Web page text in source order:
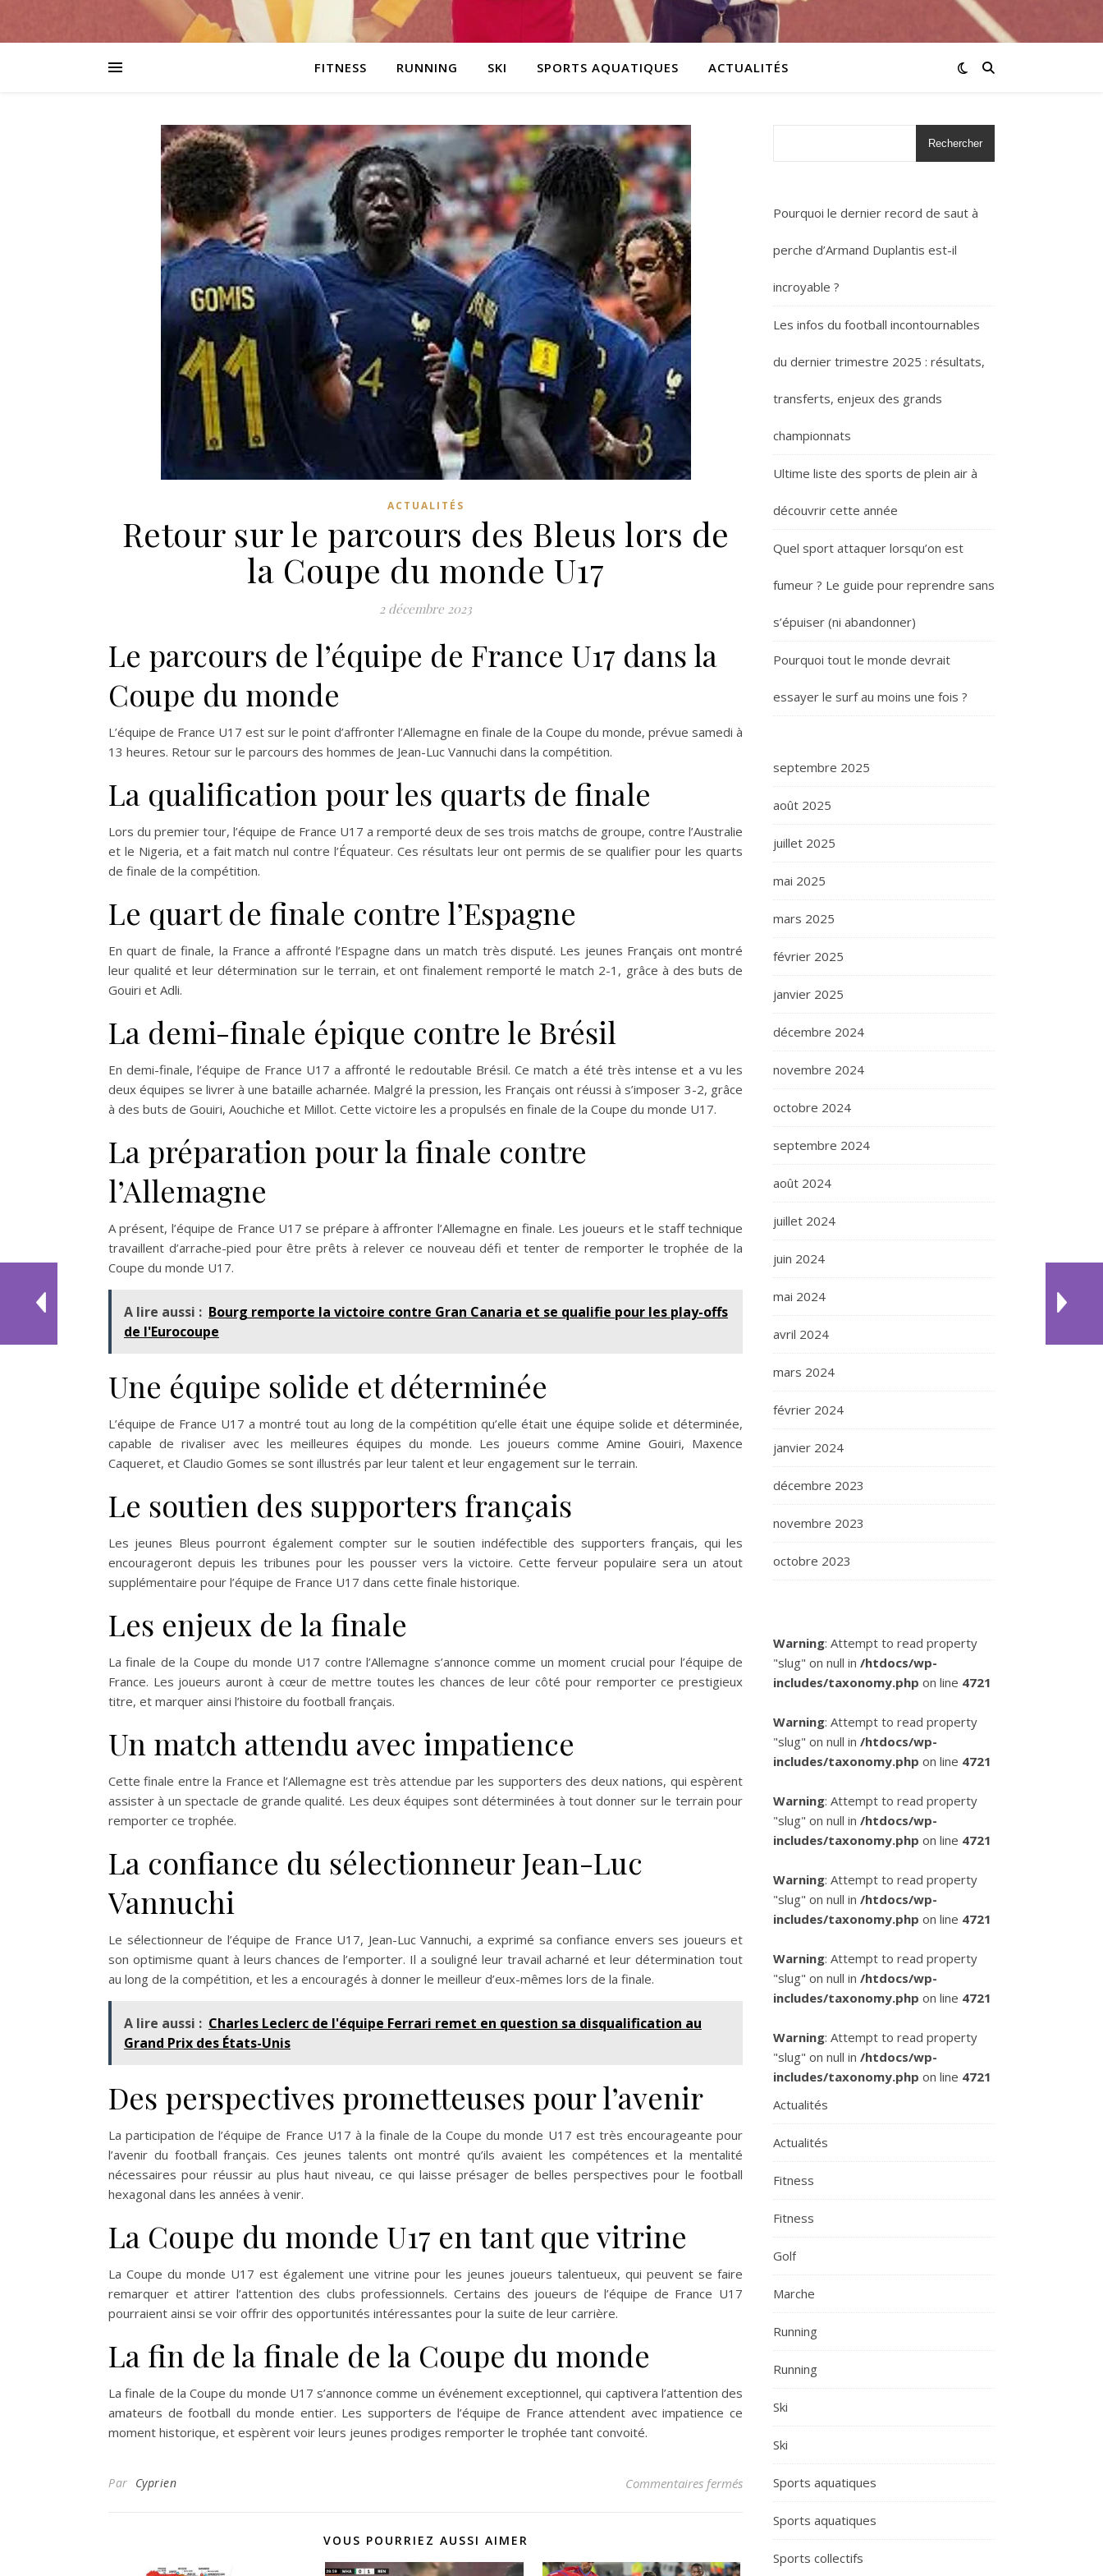
FITNESS RUNNING SKI SPORTS AQUATIQUES ACTUALITÉS
ACTUALITÉS
Retour sur le parcours des Bleus lors de
la Coupe du monde U17
2 décembre 2023
Le parcours de l’équipe de France U17 dans la
Coupe du monde
L’équipe de France U17 est sur le point d’affronter l’Allemagne en finale de la Coupe du monde, prévue samedi à
13 heures. Retour sur le parcours des hommes de Jean-Luc Vannuchi dans la compétition.
La qualification pour les quarts de finale
Lors du premier tour, l’équipe de France U17 a remporté deux de ses trois matchs de groupe, contre l’Australie
et le Nigeria, et a fait match nul contre l’Équateur. Ces résultats leur ont permis de se qualifier pour les quarts
de finale de la compétition.
Le quart de finale contre l’Espagne
En quart de finale, la France a affronté l’Espagne dans un match très disputé. Les jeunes Français ont montré
leur qualité et leur détermination sur le terrain, et ont finalement remporté le match 2-1, grâce à des buts de
Gouiri et Adli.
La demi-finale épique contre le Brésil
En demi-finale, l’équipe de France U17 a affronté le redoutable Brésil. Ce match a été très intense et a vu les
deux équipes se livrer à une bataille acharnée. Malgré la pression, les Français ont réussi à s’imposer 3-2, grâce
à des buts de Gouiri, Aouchiche et Millot. Cette victoire les a propulsés en finale de la Coupe du monde U17.
La préparation pour la finale contre
l’Allemagne
A présent, l’équipe de France U17 se prépare à affronter l’Allemagne en finale. Les joueurs et le staff technique
travaillent d’arrache-pied pour être prêts à relever ce nouveau défi et tenter de remporter le trophée de la
Coupe du monde U17.
A lire aussi : Bourg remporte la victoire contre Gran Canaria et se qualifie pour les play-offs
de l'Eurocoupe
Une équipe solide et déterminée
L’équipe de France U17 a montré tout au long de la compétition qu’elle était une équipe solide et déterminée,
capable de rivaliser avec les meilleures équipes du monde. Les joueurs comme Amine Gouiri, Maxence
Caqueret, et Claudio Gomes se sont illustrés par leur talent et leur engagement sur le terrain.
Le soutien des supporters français
Les jeunes Bleus pourront également compter sur le soutien indéfectible des supporters français, qui les
encourageront depuis les tribunes pour les pousser vers la victoire. Cette ferveur populaire sera un atout
supplémentaire pour l’équipe de France U17 dans cette finale historique.
Les enjeux de la finale
La finale de la Coupe du monde U17 contre l’Allemagne s’annonce comme un moment crucial pour l’équipe de
France. Les joueurs auront à cœur de mettre toutes les chances de leur côté pour remporter ce prestigieux
titre, et marquer ainsi l’histoire du football français.
Un match attendu avec impatience
Cette finale entre la France et l’Allemagne est très attendue par les supporters des deux nations, qui espèrent
assister à un spectacle de grande qualité. Les deux équipes sont déterminées à tout donner sur le terrain pour
remporter ce trophée.
La confiance du sélectionneur Jean-Luc
Vannuchi
Le sélectionneur de l’équipe de France U17, Jean-Luc Vannuchi, a exprimé sa confiance envers ses joueurs et
son optimisme quant à leurs chances de l’emporter. Il a souligné leur travail acharné et leur détermination tout
au long de la compétition, et les a encouragés à donner le meilleur d’eux-mêmes lors de la finale.
A lire aussi : Charles Leclerc de l'équipe Ferrari remet en question sa disqualification au
Grand Prix des États-Unis
Des perspectives prometteuses pour l’avenir
La participation de l’équipe de France U17 à la finale de la Coupe du monde U17 est très encourageante pour
l’avenir du football français. Ces jeunes talents ont montré qu’ils avaient les compétences et la mentalité
nécessaires pour réussir au plus haut niveau, ce qui laisse présager de belles perspectives pour le football
hexagonal dans les années à venir.
La Coupe du monde U17 en tant que vitrine
La Coupe du monde U17 est également une vitrine pour les jeunes joueurs talentueux, qui peuvent se faire
remarquer et attirer l’attention des clubs professionnels. Certains des joueurs de l’équipe de France U17
pourraient ainsi se voir offrir des opportunités intéressantes pour la suite de leur carrière.
La fin de la finale de la Coupe du monde
La finale de la Coupe du monde U17 s’annonce comme un événement exceptionnel, qui captivera l’attention des
amateurs de football du monde entier. Les supporters de l’équipe de France attendent avec impatience ce
moment historique, et espèrent voir leurs jeunes prodiges remporter le trophée tant convoité.
Par Cyprien Commentaires ferméssur Retour sur le parcours des Bleus lors de la Coupe du monde
VOUS POURRIEZ AUSSI AIMER
Rechercher
Pourquoi le dernier record de saut à
perche d’Armand Duplantis est-il
incroyable ?
Les infos du football incontournables
du dernier trimestre 2025 : résultats,
transferts, enjeux des grands
championnats
Ultime liste des sports de plein air à
découvrir cette année
Quel sport attaquer lorsqu’on est
fumeur ? Le guide pour reprendre sans
s’épuiser (ni abandonner)
Pourquoi tout le monde devrait
essayer le surf au moins une fois ?
septembre 2025
août 2025
juillet 2025
mai 2025
mars 2025
février 2025
janvier 2025
décembre 2024
novembre 2024
octobre 2024
septembre 2024
août 2024
juillet 2024
juin 2024
mai 2024
avril 2024
mars 2024
février 2024
janvier 2024
décembre 2023
novembre 2023
octobre 2023
Warning: Attempt to read property
"slug" on null in /htdocs/wp-
includes/taxonomy.php on line 4721
Warning: Attempt to read property
"slug" on null in /htdocs/wp-
includes/taxonomy.php on line 4721
Warning: Attempt to read property
"slug" on null in /htdocs/wp-
includes/taxonomy.php on line 4721
Warning: Attempt to read property
"slug" on null in /htdocs/wp-
includes/taxonomy.php on line 4721
Warning: Attempt to read property
"slug" on null in /htdocs/wp-
includes/taxonomy.php on line 4721
Warning: Attempt to read property
"slug" on null in /htdocs/wp-
includes/taxonomy.php on line 4721
Actualités
Actualités
Fitness
Fitness
Golf
Marche
Running
Running
Ski
Ski
Sports aquatiques
Sports aquatiques
Sports collectifs